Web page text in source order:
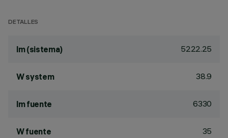
DETALLES
lm (sistema) 5222.25
W system 38.9
lm fuente 6330
W fuente 35